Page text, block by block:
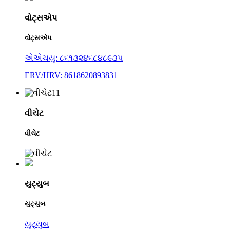
વોટ્સએપ
વોટ્સએપ
એએચયુ: ૮૬૧૩૨૪૬૮૪૮૯૩૫
ERV/HRV: 8618620893831
વીચેટ
વીચેટ
યુટ્યુબ
યુટ્યુબ
યુટ્યુબ